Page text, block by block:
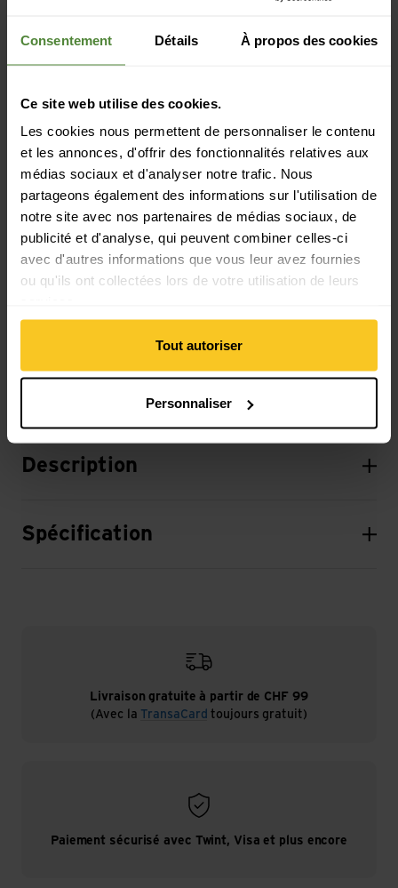
Consentement Détails À propos des cookies
Ce site web utilise des cookies.
Les cookies nous permettent de personnaliser le contenu
et les annonces, d'offrir des fonctionnalités relatives aux
médias sociaux et d'analyser notre trafic. Nous
partageons également des informations sur l'utilisation de
notre site avec nos partenaires de médias sociaux, de
publicité et d'analyse, qui peuvent combiner celles-ci
avec d'autres informations que vous leur avez fournies
ou qu'ils ont collectées lors de votre utilisation de leurs
Tout autoriser
Personnaliser
équitable
Propriété du matériau
séchage rapide | régulation de la température | léger |
indéformable
Matériau
Matériau composition: 71% Polyester (recyclé) | 29%
Élasthanne
Matériau d'origine animale: Pas de matière animale
Description
Spécification
Livraison gratuite à partir de CHF 99
(Avec la TransaCard toujours gratuit)
Paiement sécurisé avec Twint, Visa et plus encore